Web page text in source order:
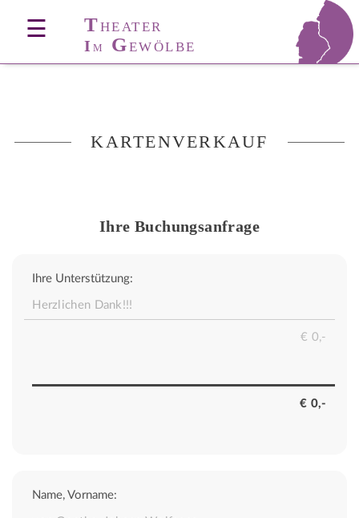
☰ THEATER
I M GEWÖLBE
KARTENVERKAUF
Ihre Buchungsanfrage
Ihre Unterstützung:
Name, Vorname: